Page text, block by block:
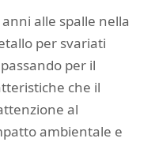
alle spalle nella
per svariati
per il
che il
al
ambientale e